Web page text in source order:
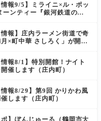
情報9/5】ミライニ×ル・ポッ
ーンティー『銀河鉄道の
情報】庄内ラーメン街道で奇
×町中華 さしろく」が開催
情報8/1】特別開館！ナイト
催します（庄内町）
情報8/29】第9回 かりかわ風
します（庄内町）
ポ】ぼんじゅーる（鶴岡市大